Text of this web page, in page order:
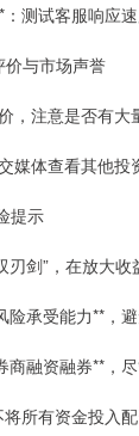
测试客服响应
与市场声誉
，注意是否有大
媒体查看其他投
提示
刃剑”，在放大
承受能力**，
商融资融券**，
所有资金投入